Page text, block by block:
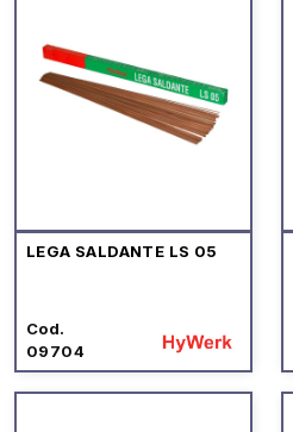
LEGA SALDANTE LS 05
Cod.
09704